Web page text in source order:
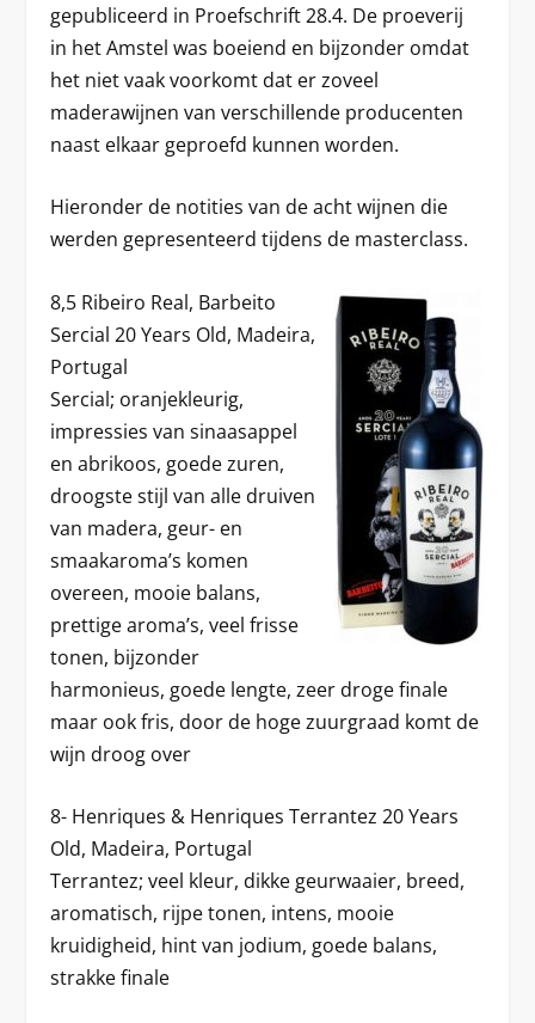
gepubliceerd in Proefschrift 28.4. De proeverij
in het Amstel was boeiend en bijzonder omdat
het niet vaak voorkomt dat er zoveel
maderawijnen van verschillende producenten
naast elkaar geproefd kunnen worden.
Hieronder de notities van de acht wijnen die
werden gepresenteerd tijdens de masterclass.
8,5 Ribeiro Real, Barbeito
Sercial 20 Years Old, Madeira,
Portugal
Sercial; oranjekleurig,
impressies van sinaasappel
en abrikoos, goede zuren,
droogste stijl van alle druiven
van madera, geur- en
smaakaroma’s komen
overeen, mooie balans,
prettige aroma’s, veel frisse
tonen, bijzonder
harmonieus, goede lengte, zeer droge finale
maar ook fris, door de hoge zuurgraad komt de
wijn droog over
8- Henriques & Henriques Terrantez 20 Years
Old, Madeira, Portugal
Terrantez; veel kleur, dikke geurwaaier, breed,
aromatisch, rijpe tonen, intens, mooie
kruidigheid, hint van jodium, goede balans,
strakke finale